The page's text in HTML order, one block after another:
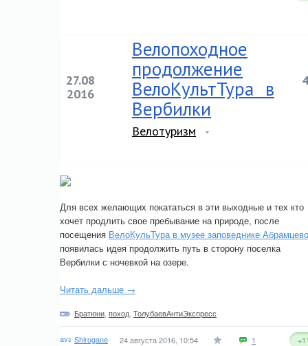
27.08
2016
Велопоходное
продолжение
ВелоКультТура в
Вербилки
Велотуризм
4
Для всех желающих покататься в эти выходные и тех кто
хочет продлить свое пребывание на природе, после
посещения ВелоКульТура в музее заповеднике Абрамцево
появилась идея продолжить путь в сторону поселка
Вербилки с ночевкой на озере.
Читать дальше →
Братюни поход ТолубаевАнтиЭкспресс
Shirogane 24 августа 2016, 10:54 1